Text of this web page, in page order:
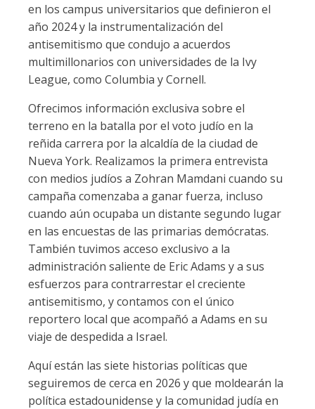
en los campus universitarios que definieron el
año 2024 y la instrumentalización del
antisemitismo que condujo a acuerdos
multimillonarios con universidades de la Ivy
League, como Columbia y Cornell.
Ofrecimos información exclusiva sobre el
terreno en la batalla por el voto judío en la
reñida carrera por la alcaldía de la ciudad de
Nueva York. Realizamos la primera entrevista
con medios judíos a Zohran Mamdani cuando su
campaña comenzaba a ganar fuerza, incluso
cuando aún ocupaba un distante segundo lugar
en las encuestas de las primarias demócratas.
También tuvimos acceso exclusivo a la
administración saliente de Eric Adams y a sus
esfuerzos para contrarrestar el creciente
antisemitismo, y contamos con el único
reportero local que acompañó a Adams en su
viaje de despedida a Israel.
Aquí están las siete historias políticas que
seguiremos de cerca en 2026 y que moldearán la
política estadounidense y la comunidad judía en